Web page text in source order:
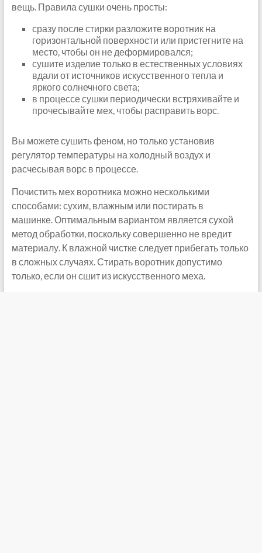
вещь. Правила сушки очень просты:
сразу после стирки разложите воротник на
горизонтальной поверхности или пристегните на
место, чтобы он не деформировался;
сушите изделие только в естественных условиях
вдали от источников искусственного тепла и
яркого солнечного света;
в процессе сушки периодически встряхивайте и
прочесывайте мех, чтобы расправить ворс.
Вы можете сушить феном, но только установив
регулятор температуры на холодный воздух и
расчесывая ворс в процессе.
Почистить мех воротника можно несколькими
способами: сухим, влажным или постирать в
машинке. Оптимальным вариантом является сухой
метод обработки, поскольку совершенно не вредит
материалу. К влажной чистке следует прибегать только
в сложных случаях. Стирать воротник допустимо
только, если он сшит из искусственного меха.